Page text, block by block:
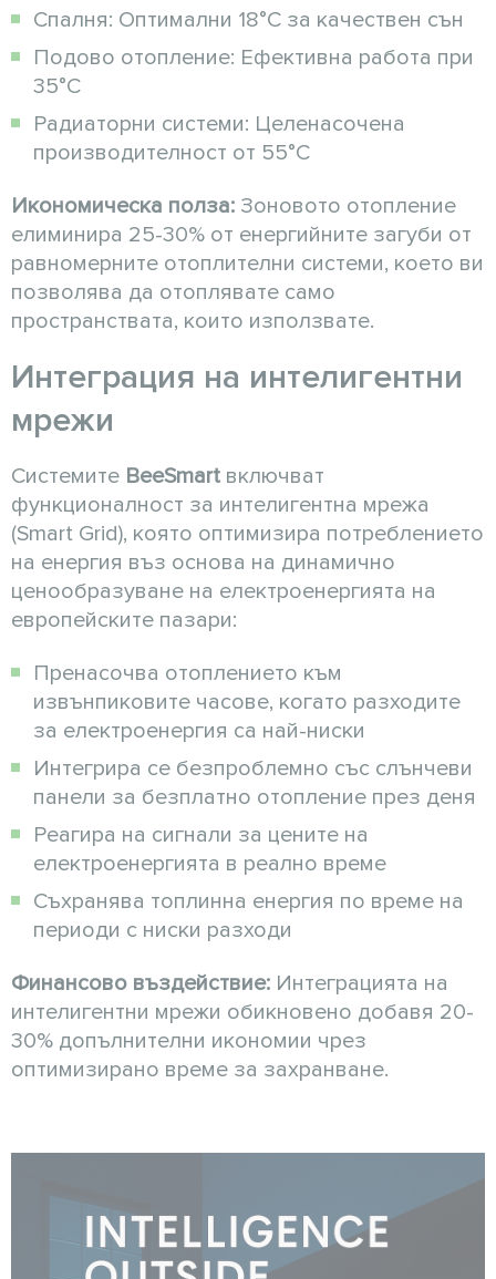
Спалня: Оптимални 18°C за качествен сън
Подово отопление: Ефективна работа при
35°C
Радиаторни системи: Целенасочена
производителност от 55°C
Икономическа полза: Зоновото отопление
елиминира 25-30% от енергийните загуби от
равномерните отоплителни системи, което ви
позволява да отоплявате само
пространствата, които използвате.
Интеграция на интелигентни
мрежи
Системите BeeSmart включват
функционалност за интелигентна мрежа
(Smart Grid), която оптимизира потреблението
на енергия въз основа на динамично
ценообразуване на електроенергията на
европейските пазари:
Пренасочва отоплението към
извънпиковите часове, когато разходите
за електроенергия са най-ниски
Интегрира се безпроблемно със слънчеви
панели за безплатно отопление през деня
Реагира на сигнали за цените на
електроенергията в реално време
Съхранява топлинна енергия по време на
периоди с ниски разходи
Финансово въздействие: Интеграцията на
интелигентни мрежи обикновено добавя 20-
30% допълнителни икономии чрез
оптимизирано време за захранване.